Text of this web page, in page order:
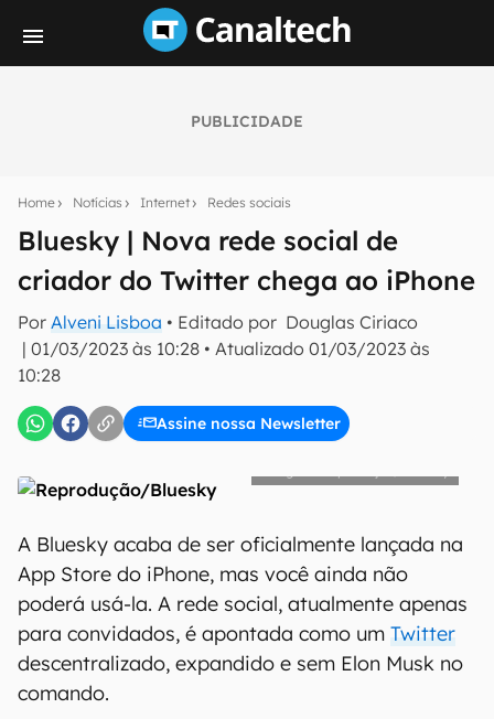
PUBLICIDADE
Home Notícias Internet Redes sociais
Bluesky | Nova rede social de
criador do Twitter chega ao iPhone
Por Alveni Lisboa • Editado por Douglas Ciriaco
| 01/03/2023 às 10:28 • Atualizado 01/03/2023 às
10:28
Assine nossa Newsletter
notícias e reviews sobre tecnologia em primeira
mão.
E-mail
Confirmo que li, aceito e concordo com os
A Bluesky acaba de ser oficialmente lançada na
App Store do iPhone, mas você ainda não
poderá usá-la. A rede social, atualmente apenas
para convidados, é apontada como um Twitter
descentralizado, expandido e sem Elon Musk no
comando.